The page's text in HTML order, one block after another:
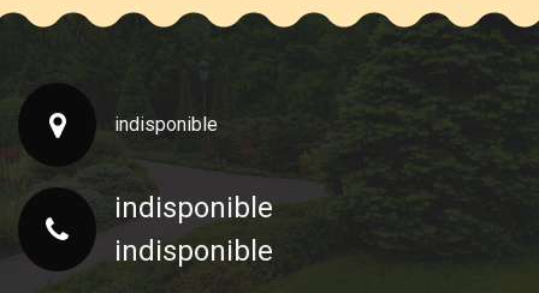
indisponible
indisponible
indisponible